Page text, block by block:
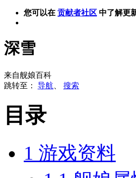
您可以在 贡献者社区 中了解更
深雪
来自舰娘百科
跳转至： 导航 搜索
目录
1 游戏资料